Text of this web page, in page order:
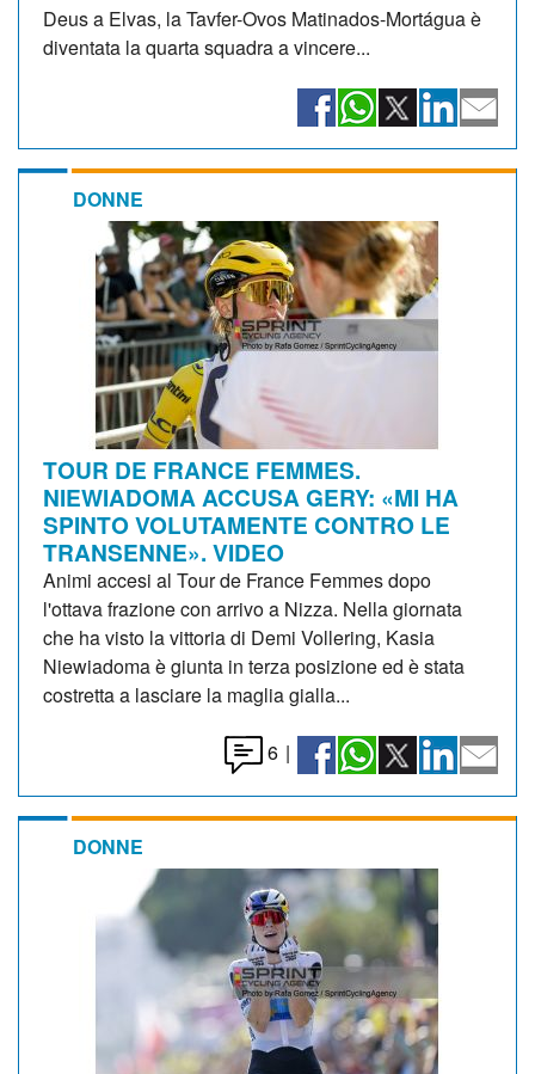
Deus a Elvas, la Tavfer-Ovos Matinados-Mortágua è
diventata la quarta squadra a vincere...
DONNE
TOUR DE FRANCE FEMMES.
NIEWIADOMA ACCUSA GERY: «MI HA
SPINTO VOLUTAMENTE CONTRO LE
TRANSENNE». VIDEO
Animi accesi al Tour de France Femmes dopo
l'ottava frazione con arrivo a Nizza. Nella giornata
che ha visto la vittoria di Demi Vollering, Kasia
Niewiadoma è giunta in terza posizione ed è stata
costretta a lasciare la maglia gialla...
6 |
DONNE